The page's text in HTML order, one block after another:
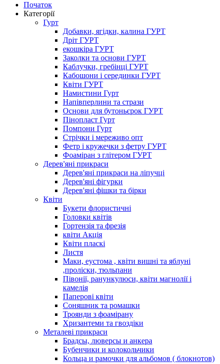
Початок
Категорії
Гурт
Добавки, ягідки, калина ГУРТ
Дріт ГУРТ
екошкіра ГУРТ
Заколки та основи ГУРТ
Каблучки, гребінці ГУРТ
Кабошони і серединки ГУРТ
Квіти ГУРТ
Намистини Гурт
Напівперлини та стрази
Основи для бутоньєрок ГУРТ
Пінопласт Гурт
Помпони Гурт
Стрічки і мереживо опт
Фетр і кружечки з фетру ГУРТ
Фоаміран з глітером ГУРТ
Дерев'яні прикраси
Дерев'яні прикраси на ліпучці
Дерев'яні фігурки
Дерев'яні фішки та бірки
Квіти
Букети флористичні
Головки квітів
Гортензія та фрезія
квіти Акція
Квіти пласкі
Листя
Маки, еустома , квіти вишні та яблуні
,проліски, тюльпани
Півонії, ранункулюси, квіти магнолії і
камелія
Паперові квіти
Соняшник та ромашки
Троянди з фоамірану
Хризантеми та гвоздіки
Металеві прикраси
Брадсы, люверсы и анкера
Бубенчики и колокольчики
Кольца и рамочки для альбомов ( блокнотов)